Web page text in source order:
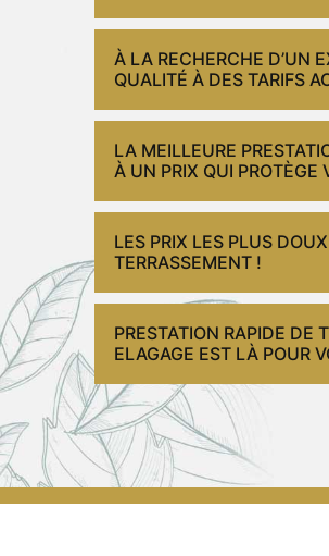
À LA RECHERCHE D’UN
QUALITÉ À DES TARIFS
LA MEILLEURE
À UN PRIX QUI
LES PRIX LES PLUS
TERRASSEMENT !
PRESTATION RAPIDE DE
ELAGAGE EST LÀ POUR